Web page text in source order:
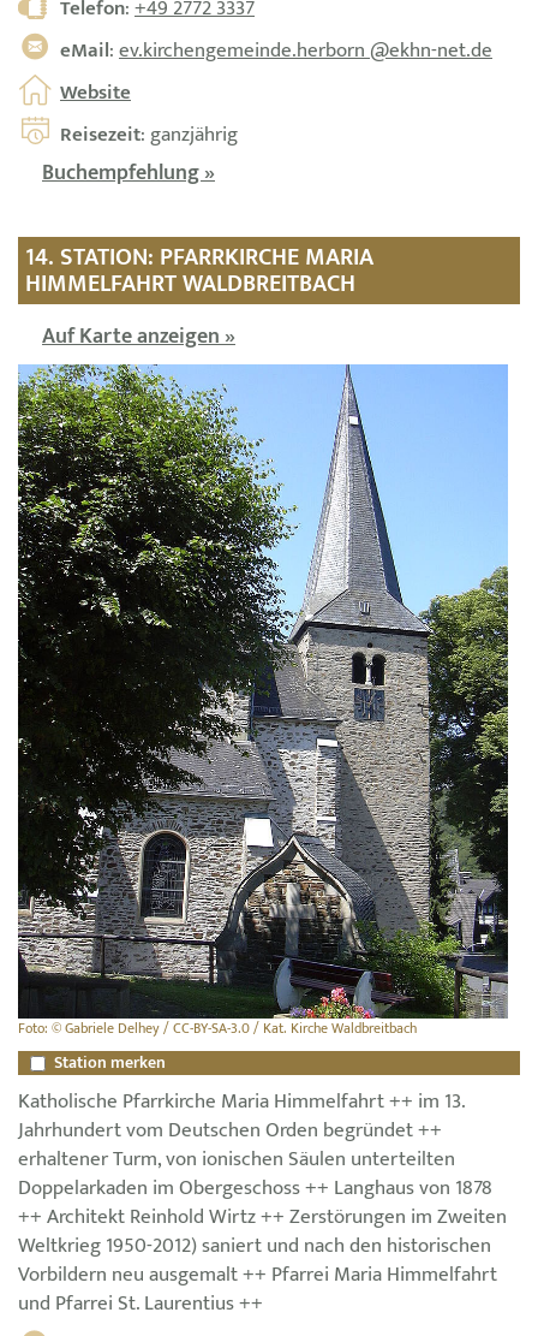
Telefon:+49 2772 3337
eMail:ev.kirchengemeinde.herborn @ekhn-net.de
Website
Reisezeit: ganzjährig
Buchempfehlung »
14. STATION: PFARRKIRCHE MARIA
HIMMELFAHRT WALDBREITBACH
Auf Karte anzeigen »
Foto: © Gabriele Delhey / CC-BY-SA-3.0 / Kat. Kirche Waldbreitbach
Station merken
Katholische Pfarrkirche Maria Himmelfahrt ++ im 13.
Jahrhundert vom Deutschen Orden begründet ++
erhaltener Turm, von ionischen Säulen unterteilten
Doppelarkaden im Obergeschoss ++ Langhaus von 1878
++ Architekt Reinhold Wirtz ++ Zerstörungen im Zweiten
Weltkrieg 1950-2012) saniert und nach den historischen
Vorbildern neu ausgemalt ++ Pfarrei Maria Himmelfahrt
und Pfarrei St. Laurentius ++